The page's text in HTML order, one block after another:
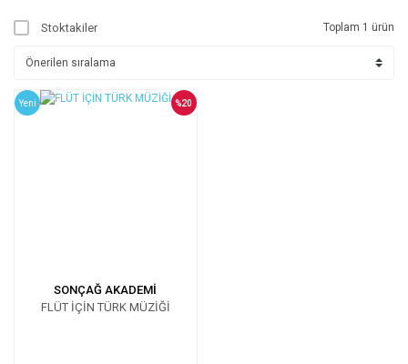
Stoktakiler Toplam 1 ürün
Yeni
SONÇAĞ AKADEMİ
FLÜT İÇİN TÜRK MÜZİĞİ
%20